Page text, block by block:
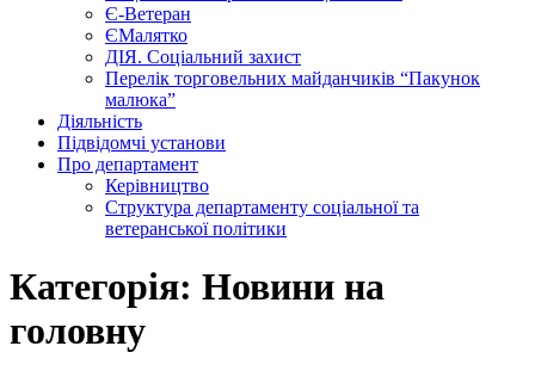
Є-Ветеран
ЄМалятко
ДІЯ. Соціальний захист
Перелік торговельних майданчиків “Пакунок
малюка”
Діяльність
Підвідомчі установи
Про департамент
Керівництво
Структура департаменту соціальної та
ветеранської політики
Категорія: Новини на
головну